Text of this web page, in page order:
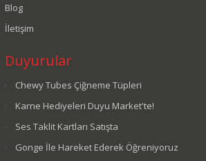
Blog
İletişim
Duyurular
Chewy Tubes Çiğneme Tüpleri
Karne Hediyeleri Duyu Market'te!
Ses Taklit Kartları Satışta
Gonge İle Hareket Ederek Öğreniyoruz